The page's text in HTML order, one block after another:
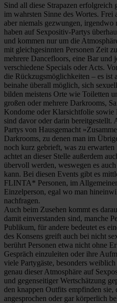
Sind all diese Strapazen erfolgreich
im wahrsten Sinne des Wortes. Frei
aber niemals gezwungen,
haben auf Sexpositiv-Partys
und kommen nur um die
mit gleichgesinnten Personen Zeit
mehrere Dancefloors, eine Bar und
verschiedene Specials oder Acts.
die Rückzugsmöglichkeiten – es ist
beinahe überall möglich, sich
bilden meistens Orte wie Toiletten
großen oder mehrere Darkrooms,
Kondome oder Klarsichtfolie
sind davor oder darin bereitgestellt.
Partys von Hausgemacht
Darkrooms, zu denen man im
noch kurz gebrieft, was zu erwarten
achtet an dieser Stelle außerdem
übervoll werden, weswegen es
kann. Bei diesen Events gibt es
FLINTA* Personen, im
Einzelperson, egal wo man
nachfragen.
Auch beim Zusehen kommt es
damit einverstanden sind, manche
Publikum, für andere bedeutet es
des Konsens greift auch bei nicht
berührt Personen etwa nicht ohne
Gespräch einzuleiten oder ihre
viele Partygäste, besonders
genau dieser Atmosphäre auf
und gegenseitiger Wertschätzung
den knappen Outfits empfinden sie,
angesprochen oder gar körperlich